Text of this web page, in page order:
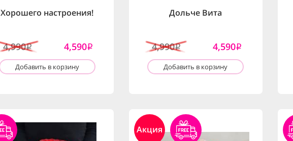
Хорошего настроения!
4,990i 4,590i
Добавить в корзину
Дольче Вита
4,990i 4,590i
Добавить в корзину
Акция